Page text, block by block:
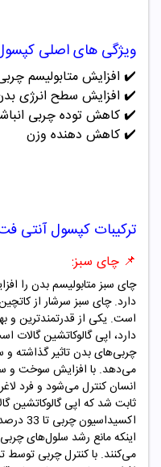
ویژگی های اصلی
✔️ افزایش متابولیسم
✔️ افزایش سطح انرژی
✔️کاهش توده چربی
✔️کاهش دهنده وزن
ترکیباتکپسول آنتی
📌 چای سبز:
چای سبز متابولیسم بدن را
دارد.چای سبز سرشار از
است. یکی از قدرتمندترین و
دارد، اپی گالوکاتشین گالات
چربی‌های بدن تاثیر گذاشته
می‌دهد. با افزایش سوخت و
انسان کنترل می‌شود و فرد
ثابت شد که اپی گالوکاتشین
اینکه مانع رشد سلول‌های
می‌کنند. با کنترل چربی توسط